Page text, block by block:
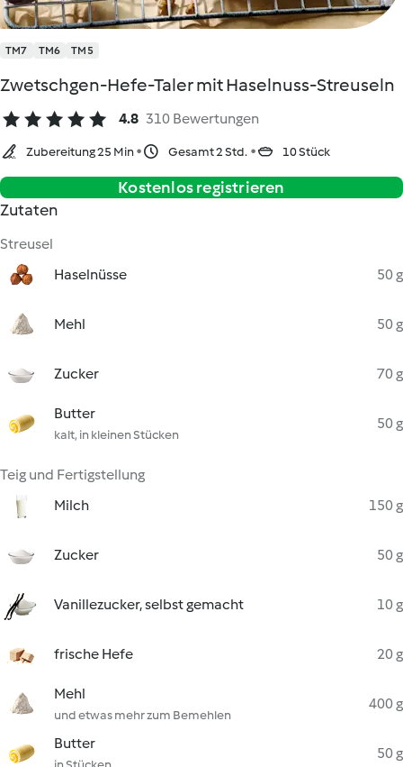
TM7 TM6 TM5
Zwetschgen-Hefe-Taler mit Haselnuss-Streuseln
4.8 310 Bewertungen
Zubereitung 25 Min Gesamt 2 Std. 10 Stück
Kostenlos registrieren
Zutaten
Streusel
Haselnüsse
50 g
Mehl 50 g
Zucker 70 g
Butter
kalt, in kleinen Stücken
50 g
Teig und Fertigstellung
Milch
150 g
Zucker 50 g
Vanillezucker, selbst gemacht 10 g
frische Hefe 20 g
Mehl
und etwas mehr zum Bemehlen
400 g
Butter
50 g